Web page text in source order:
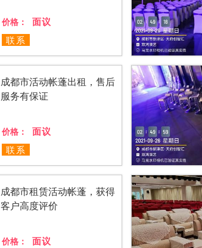
价格：
面议
联系
成都市活动帐蓬出租，售后
服务有保证
价格：
面议
联系
成都市租赁活动帐蓬，获得
客户高度评价
价格：
面议